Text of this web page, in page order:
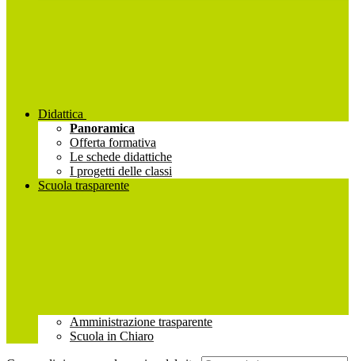
Didattica
Panoramica
Offerta formativa
Le schede didattiche
I progetti delle classi
Scuola trasparente
Amministrazione trasparente
Scuola in Chiaro